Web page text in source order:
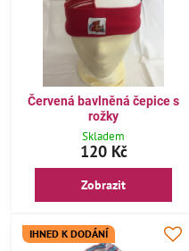
Červená bavlněná čepice s
rožky
Skladem
120 Kč
Zobrazit
IHNED K DODÁNÍ